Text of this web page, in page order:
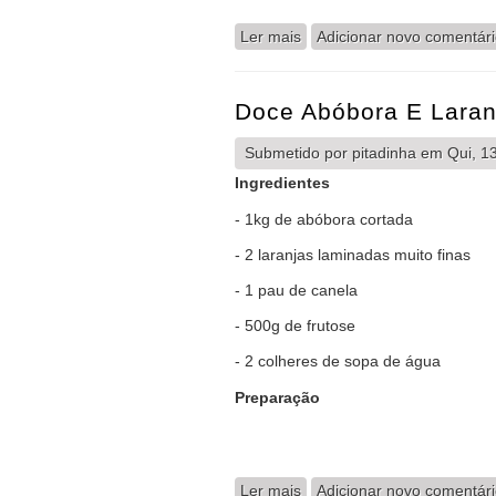
Ler mais acerca de Marmelada da
Adicionar novo
Doce Abóbora E
Submetido por pitadinha em Qui,
Ingredientes
- 1kg de abóbora cortada
- 2 laranjas laminadas muito finas
- 1 pau de canela
- 500g de frutose
- 2 colheres de sopa de água
Preparação
Ler mais acerca de Doce Abóbora e
Adicionar novo